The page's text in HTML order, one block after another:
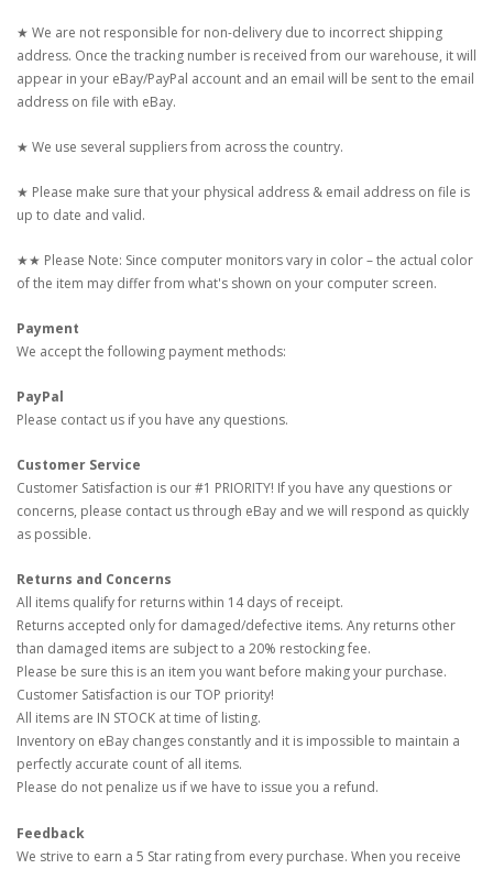
★ We are not responsible for non-delivery due to incorrect shipping
address. Once the tracking number is received from our warehouse, it will
appear in your eBay/PayPal account and an email will be sent to the email
address on file with eBay.
★ We use several suppliers from across the country.
★ Please make sure that your physical address & email address on file is
up to date and valid.
★★ Please Note: Since computer monitors vary in color – the actual color
of the item may differ from what's shown on your computer screen.
Payment
We accept the following payment methods:
PayPal
Please contact us if you have any questions.
Customer Service
Customer Satisfaction is our #1 PRIORITY! If you have any questions or
concerns, please contact us through eBay and we will respond as quickly
as possible.
Returns and Concerns
All items qualify for returns within 14 days of receipt.
Returns accepted only for damaged/defective items. Any returns other
than damaged items are subject to a 20% restocking fee.
Please be sure this is an item you want before making your purchase.
Customer Satisfaction is our TOP priority!
All items are IN STOCK at time of listing.
Inventory on eBay changes constantly and it is impossible to maintain a
perfectly accurate count of all items.
Please do not penalize us if we have to issue you a refund.
Feedback
We strive to earn a 5 Star rating from every purchase. When you receive